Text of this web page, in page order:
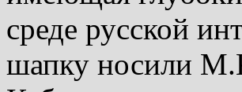
среде русской
шапку носили